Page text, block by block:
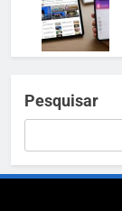
Pesquisar